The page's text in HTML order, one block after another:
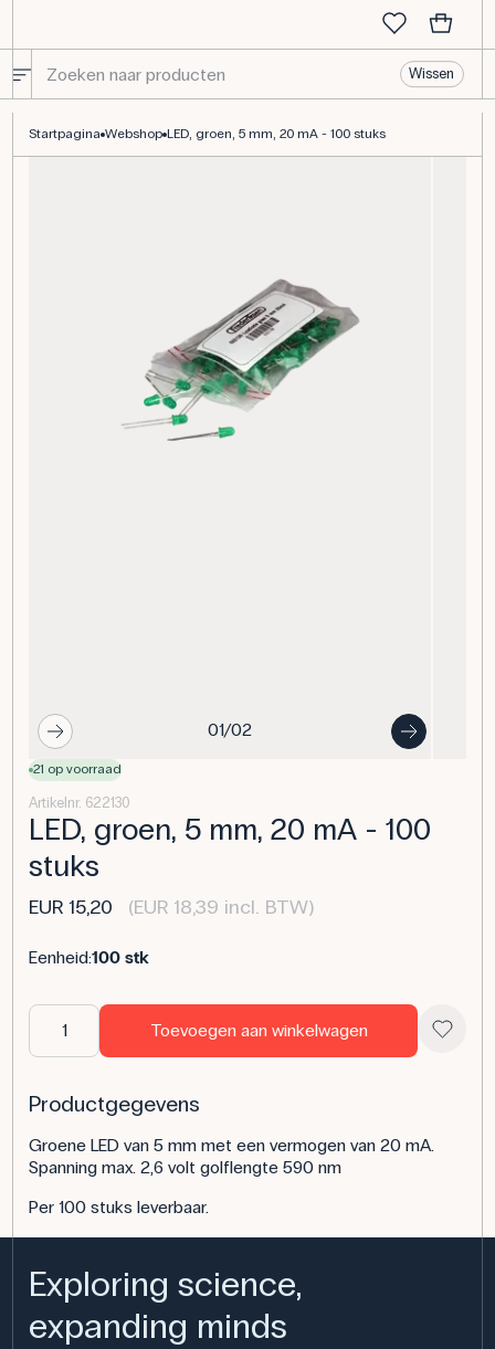
Wissen
Startpagina Webshop LED, groen, 5 mm, 20 mA - 100 stuks
01/02
21 op voorraad
Artikelnr. 622130
LED, groen, 5 mm, 20 mA - 100
stuks
EUR 15,20 (EUR 18,39 incl. BTW)
Eenheid:100 stk
Toevoegen aan winkelwagen
Productgegevens
Groene LED van 5 mm met een vermogen van 20 mA.
Spanning max. 2,6 volt golflengte 590 nm
Per 100 stuks leverbaar.
Exploring science,
expanding minds